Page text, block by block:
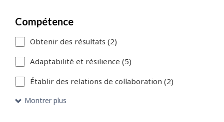
à
la
recherche
»
Compétence
Obtenir des résultats (2)
Adaptabilité et résilience (5)
Établir des relations de collaboration (2)
Montrer plus